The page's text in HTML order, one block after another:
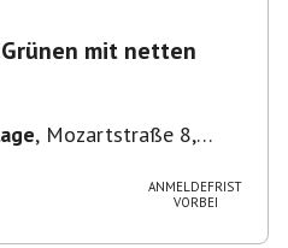
mit netten
, Mozartstraße 8,
ANMELDEFRIST
VORBEI